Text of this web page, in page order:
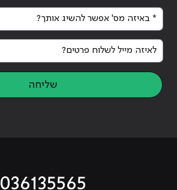
* באיזה מס' אפשר להשיג אותך?
לאיזה מייל לשלוח פרטים?
שליחה
036135565